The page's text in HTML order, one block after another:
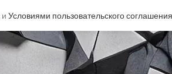
и Условиями пользовательского соглашения